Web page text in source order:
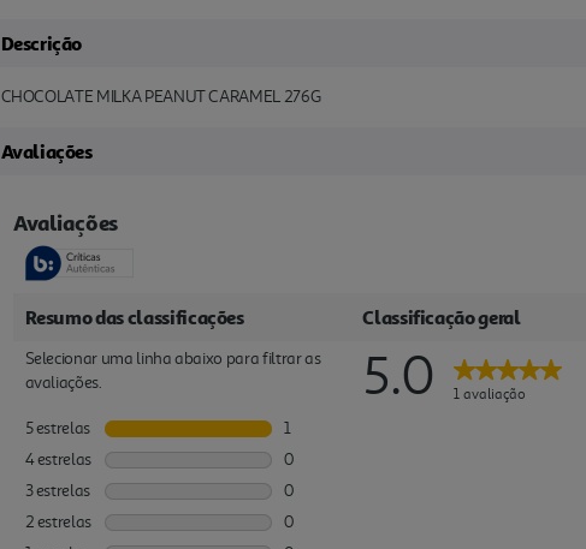
Descrição
CHOCOLATE MILKA PEANUT CARAMEL 276G
Avaliações